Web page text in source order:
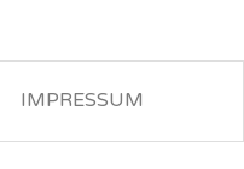
IMPRESSUM